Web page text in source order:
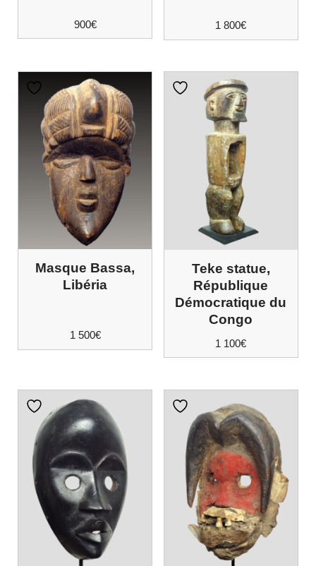
900€ 1 800€
Masque Bassa,
Libéria
1 500€
Teke statue,
République
Démocratique du
Congo
1 100€